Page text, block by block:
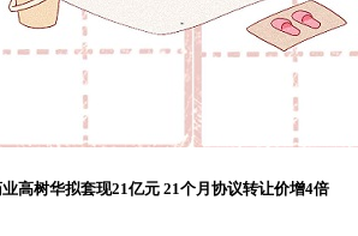
业高树华拟套现21亿元 21个月协议转让价增4倍